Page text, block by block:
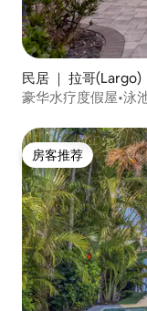
民居 ｜ 拉哥(Largo)
豪华水疗度假屋•泳
房客推荐
房客推荐